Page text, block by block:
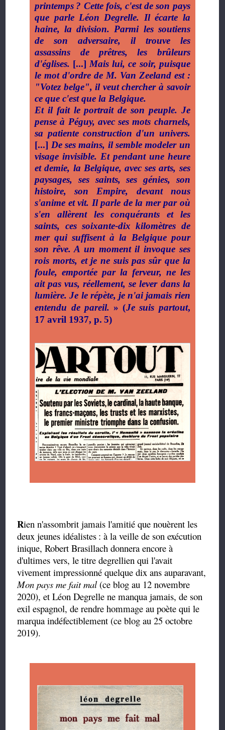
printemps ? Cette fois, c'est de son pays
que parle Léon Degrelle. Il écarte la
haine, la division. Parmi les soutiens
de son adversaire, il trouve les
assassins de prêtres, les brûleurs
d'églises. [...]Mais lui, ce soir, puisque
le mot d'ordre de M. Van Zeeland est :
"Votez belge", il veut chercher à savoir
ce que c'est que la Belgique.
Et il fait le portrait de son peuple. Je
pense à Péguy, avec ses mots charnels,
sa patiente construction d'un univers.
[...] De ses mains, il semble modeler un
visage invisible. Et pendant une heure
et demie, la Belgique, avec ses arts, ses
paysages, ses saints, ses génies, son
histoire, son Empire, devant nous
s'anime et vit. Il parle de la mer par où
s'en allèrent les conquérants et les
saints, ces soixante-dix kilomètres de
mer qui suffisent à la Belgique pour
son rêve. A un moment il invoque ses
rois morts, et je ne suis pas sûr que la
foule, emportée par la ferveur, ne les
ait pas vus, réellement, se lever dans la
lumière. Je le répète, je n'ai jamais rien
entendu de pareil. » (Je suis partout,
17 avril 1937, p. 5)
Rien n'assombrit jamais l'amitié que nouèrent les
deux jeunes idéalistes : à la veille de son exécution
inique, Robert Brasillach donnera encore à
d'ultimes vers, le titre degrellien qui l'avait
vivement impressionné quelque dix ans auparavant,
Mon pays me fait mal (ce blog au 12 novembre
2020), et Léon Degrelle ne manqua jamais, de son
exil espagnol, de rendre hommage au poète qui le
marqua indéfectiblement (ce blog au 25 octobre
2019).